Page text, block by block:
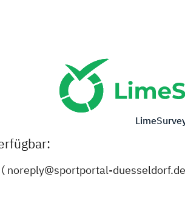
noreply@sportportal-